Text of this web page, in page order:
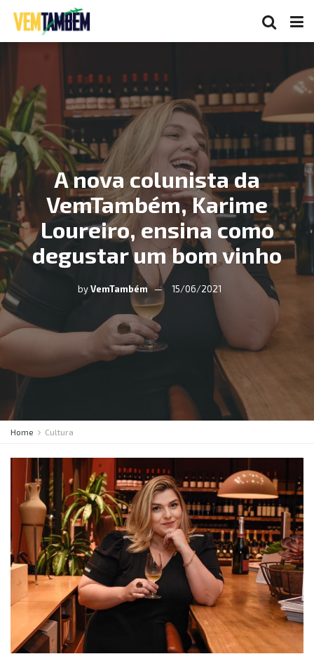
A nova colunista da
VemTambém, Karime
Loureiro, ensina como
degustar um bom vinho
by VemTambém 15/06/2021
Home Cultura